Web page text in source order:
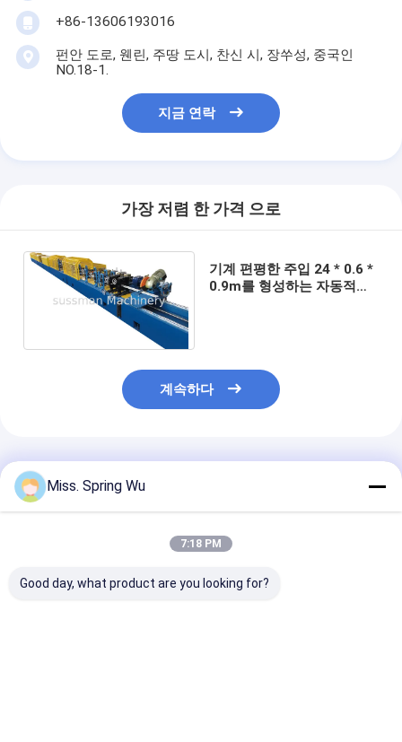
+86-13606193016
펀안 도로, 웬린, 주땅 도시, 찬신 시, 장쑤성, 중국인
NO.18-1.
지금 연락
가장 저렴 한 가격 으로
기계 편평한 주입 24 * 0.6 *
0.9m를 형성하는 자동적인
계속하다
추천된 제품
Miss. Spring Wu
7:18 PM
Good day, what product are you looking for?